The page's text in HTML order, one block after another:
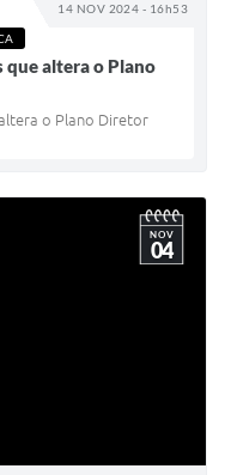
14 NOV 2024 - 16h53
altera o Plano
o Plano Diretor
NOV
04